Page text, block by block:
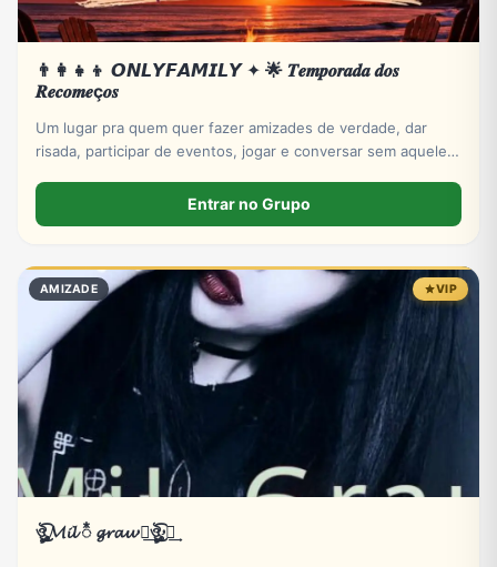
👨‍👩‍👧‍👦 𝙊𝙉𝙇𝙔𝙁𝘼𝙈𝙄𝙇𝙔 ✦ 🌟 𝑻𝒆𝒎𝒑𝒐𝒓𝒂𝒅𝒂 𝒅𝒐𝒔
𝑹𝒆𝒄𝒐𝒎𝒆ç𝒐𝒔
Um lugar pra quem quer fazer amizades de verdade, dar
risada, participar de eventos, jogar e conversar sem aquele
Entrar no Grupo
AMIZADE VIP
ঔৣ͜͡𝓜𝓲𝓵 ᭰ 𝓰𝓻𝓪𝓾ۥꪶ͢ঔৣ͜͡ۥꪶ͢